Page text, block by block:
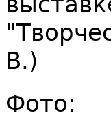
В.)
Фото: